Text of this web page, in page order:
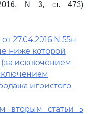
2016, N 3, ст. 473)
27.04.2016 N 55н
ниже которой
(за исключением
игристого
вторым статьи 5